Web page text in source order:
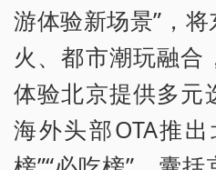
游体验新场景”，
火、都市潮玩融合
体验北京提供多元
海外头部OTA推